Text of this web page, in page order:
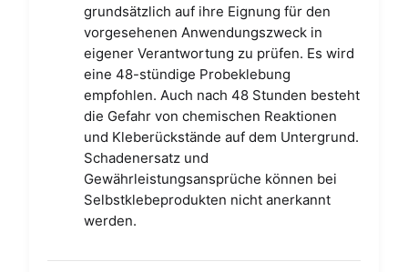
grundsätzlich auf ihre Eignung für den
vorgesehenen Anwendungszweck in
eigener Verantwortung zu prüfen. Es wird
eine 48-stündige Probeklebung
empfohlen. Auch nach 48 Stunden besteht
die Gefahr von chemischen Reaktionen
und Kleberückstände auf dem Untergrund.
Schadenersatz und
Gewährleistungsansprüche können bei
Selbstklebeprodukten nicht anerkannt
werden.